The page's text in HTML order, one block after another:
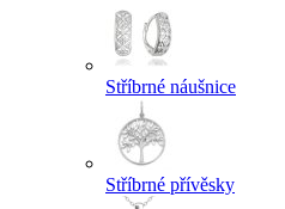
Stříbrné náušnice
Stříbrné přívěsky